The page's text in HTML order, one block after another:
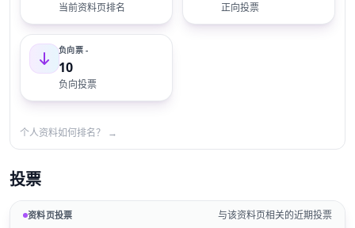
当前资料页排名 正向投票
负向票 -
10
负向投票
个人资料如何排名？ →
投票
资料页投票 与该资料页相关的近期投票